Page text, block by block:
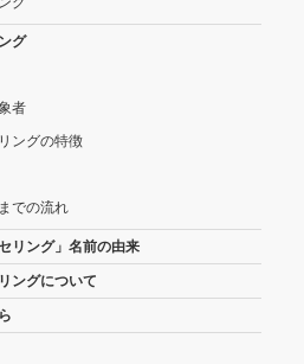
グ
者
ングの特徴
での流れ
リング」名前の由来
ングについて